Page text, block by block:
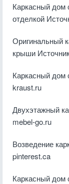
Каркасный дом
отделкой
Оригинальный
крыши
Каркасный дом
kraust.ru
Двухэтажный
mebel-go.ru
Возведение
pinterest.ca
Каркасный дом